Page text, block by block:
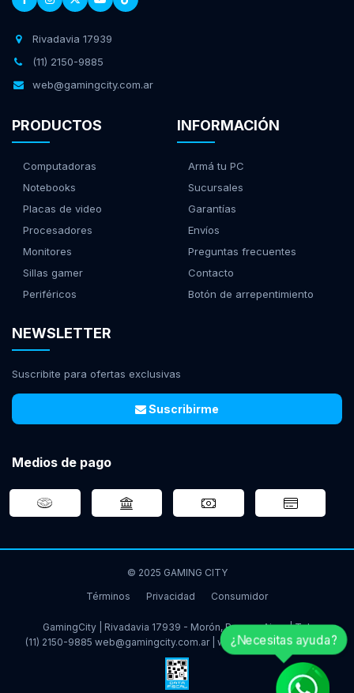
Rivadavia 17939
(11) 2150-9885
web@gamingcity.com.ar
PRODUCTOS
Computadoras
Notebooks
Placas de video
Procesadores
Monitores
Sillas gamer
Periféricos
INFORMACIÓN
Armá tu PC
Sucursales
Garantías
Envíos
Preguntas frecuentes
Contacto
Botón de arrepentimiento
NEWSLETTER
Suscribite para ofertas exclusivas
Suscribirme
Medios de pago
© 2025 GAMING CITY
Términos
Privacidad Consumidor
GamingCity | Rivadavia 17939 - Morón, Buenos Aires | Tel:
(11) 2150-9885 web@gamingcity.com.ar www.gamingcity.com.ar
¿Necesitas ayuda?